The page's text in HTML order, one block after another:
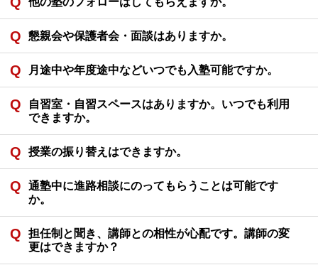
懇親会や保護者会・面談はありますか。
月途中や年度途中などいつでも入塾可能ですか。
自習室・自習スペースはありますか。いつでも利用
できますか。
授業の振り替えはできますか。
通塾中に進路相談にのってもらうことは可能です
か。
担任制と聞き、講師との相性が心配です。講師の変
更はできますか？